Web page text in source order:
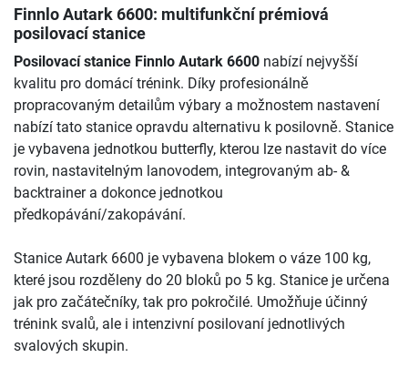
Finnlo Autark 6600: multifunkční prémiová
posilovací stanice
Posilovací stanice Finnlo Autark 6600 nabízí nejvyšší
kvalitu pro domácí trénink. Díky profesionálně
propracovaným detailům výbary a možnostem nastavení
nabízí tato stanice opravdu alternativu k posilovně. Stanice
je vybavena jednotkou butterfly, kterou lze nastavit do více
rovin, nastavitelným lanovodem, integrovaným ab- &
backtrainer a dokonce jednotkou
předkopávání/zakopávání.
Stanice Autark 6600 je vybavena blokem o váze 100 kg,
které jsou rozděleny do 20 bloků po 5 kg. Stanice je určena
jak pro začátečníky, tak pro pokročilé. Umožňuje účinný
trénink svalů, ale i intenzivní posilovaní jednotlivých
svalových skupin.